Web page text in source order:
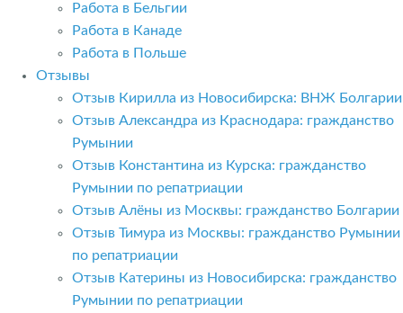
Работа в Бельгии
Работа в Канаде
Работа в Польше
Отзывы
Отзыв Кирилла из Новосибирска: ВНЖ Болгарии
Отзыв Александра из Краснодара: гражданство
Румынии
Отзыв Константина из Курска: гражданство
Румынии по репатриации
Отзыв Алёны из Москвы: гражданство Болгарии
Отзыв Тимура из Москвы: гражданство Румынии
по репатриации
Отзыв Катерины из Новосибирска: гражданство
Румынии по репатриации